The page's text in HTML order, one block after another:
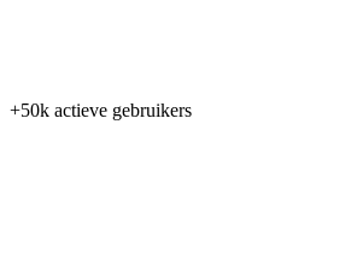
+50k actieve gebruikers